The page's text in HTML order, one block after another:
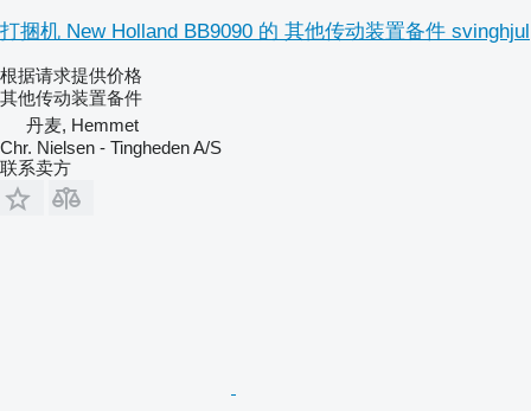
打捆机 New Holland BB9090 的 其他传动装置备件 svinghjul
根据请求提供价格
其他传动装置备件
丹麦, Hemmet
Chr. Nielsen - Tingheden A/S
联系卖方